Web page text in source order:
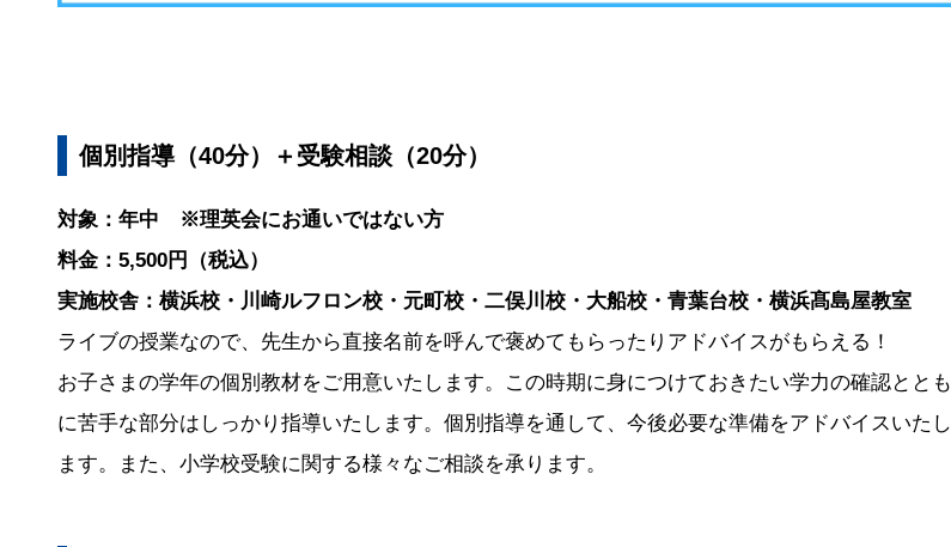
個別指導（40分）＋受験相談（20分）
対象：年中 ※理英会にお通いではない方
料金：5,500円（税込）
実施校舎：横浜校・川崎ルフロン校・元町校・二俣川校・大船校・青葉台校・横浜髙島屋教室
ライブの授業なので、先生から直接名前を呼んで褒めてもらったりアドバイスがもらえる！
お子さまの学年の個別教材をご用意いたします。この時期に身につけておきたい学力の確認ととも
に苦手な部分はしっかり指導いたします。個別指導を通して、今後必要な準備をアドバイスいたし
ます。また、小学校受験に関する様々なご相談を承ります。